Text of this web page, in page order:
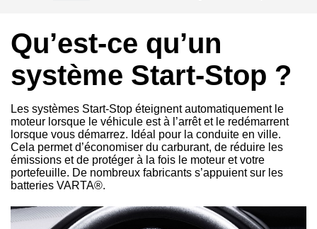
Qu’est-ce qu’un
système Start-Stop ?
Les systèmes Start-Stop éteignent automatiquement le
moteur lorsque le véhicule est à l’arrêt et le redémarrent
lorsque vous démarrez. Idéal pour la conduite en ville.
Cela permet d’économiser du carburant, de réduire les
émissions et de protéger à la fois le moteur et votre
portefeuille. De nombreux fabricants s’appuient sur les
batteries VARTA®.